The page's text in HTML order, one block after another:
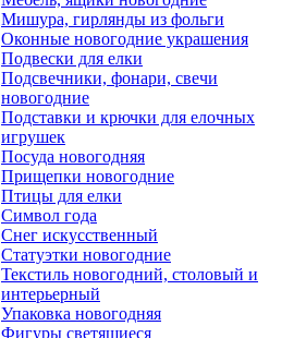
Мишура, гирлянды из фольги
Оконные новогодние украшения
Подвески для елки
Подсвечники, фонари, свечи
новогодние
Подставки и крючки для елочных
игрушек
Посуда новогодняя
Прищепки новогодние
Птицы для елки
Символ года
Снег искусственный
Статуэтки новогодние
Текстиль новогодний, столовый и
интерьерный
Упаковка новогодняя
Фигуры светящиеся